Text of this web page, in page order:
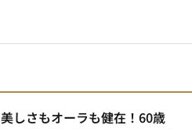
美しさもオーラも健在！60歳